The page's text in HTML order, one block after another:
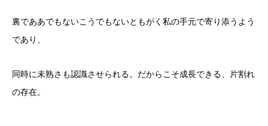
裏でああでもないこうでもないともがく私の手元で寄り添うよう
であり、
同時に未熟さも認識させられる。だからこそ成長できる、片割れ
の存在。